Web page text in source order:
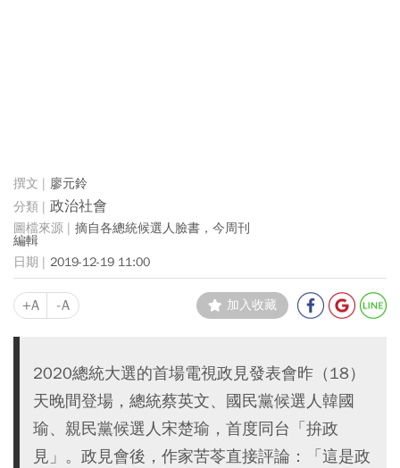
廖元鈴
政治社會
摘自各總統候選人臉書，今周刊
編輯
2019-12-19 11:00
+A -A 加入收藏
2020總統大選的首場電視政見發表會昨（18）
天晚間登場，總統蔡英文、國民黨候選人韓國
瑜、親民黨候選人宋楚瑜，首度同台「拚政
見」。政見會後，作家苦苓直接評論：「這是政